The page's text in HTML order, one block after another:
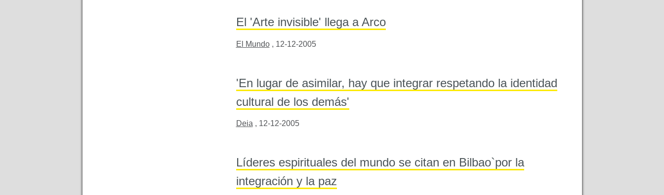
El 'Arte invisible' llega a Arco
El Mundo , 12-12-2005
'En lugar de asimilar, hay que integrar respetando la identidad
cultural de los demás'
Deia , 12-12-2005
Líderes espirituales del mundo se citan en Bilbao`por la
integración y la paz